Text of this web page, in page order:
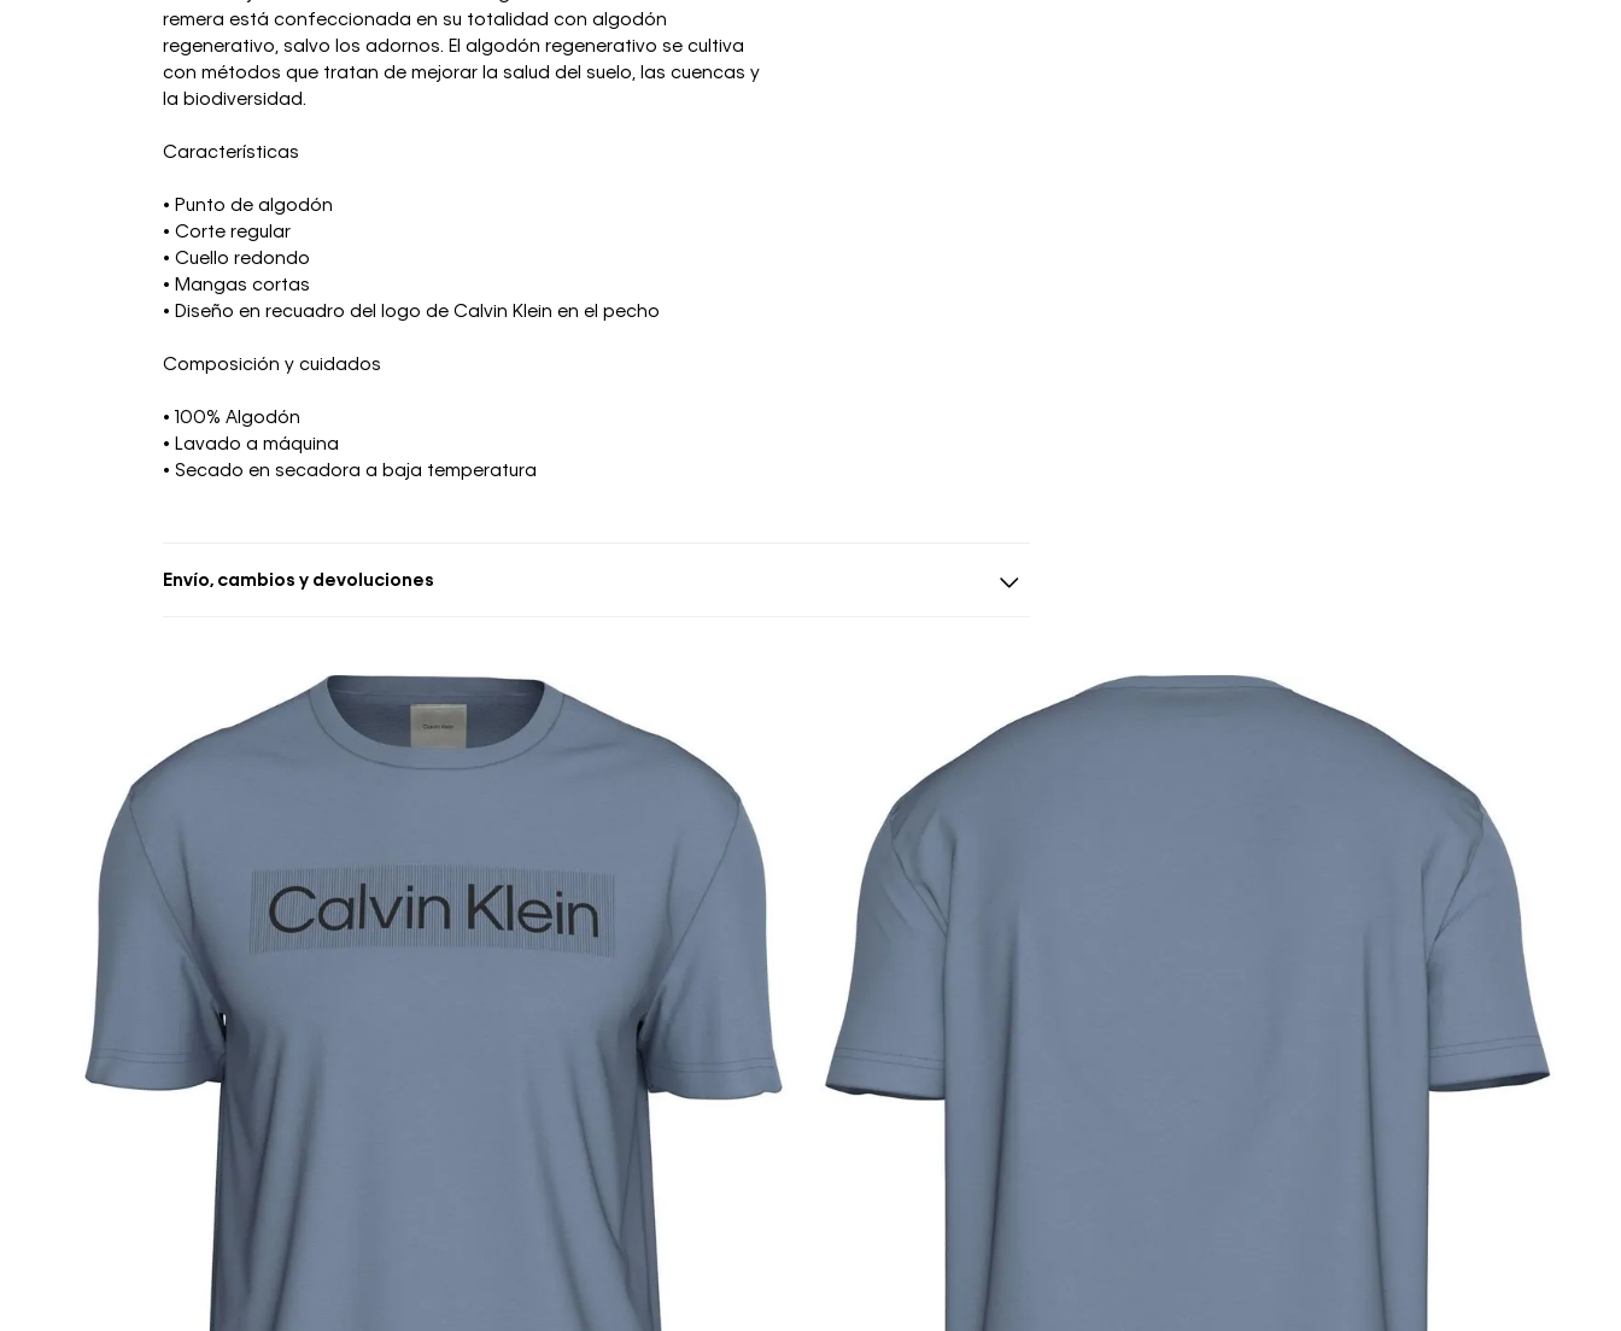
remera está confeccionada en su totalidad con algodón
regenerativo, salvo los adornos. El algodón regenerativo se cultiva
con métodos que tratan de mejorar la salud del suelo, las cuencas y
la biodiversidad.
Características
• Punto de algodón
• Corte regular
• Cuello redondo
• Mangas cortas
• Diseño en recuadro del logo de Calvin Klein en el pecho
Composición y cuidados
• 100% Algodón
• Lavado a máquina
• Secado en secadora a baja temperatura
Envío, cambios y devoluciones
• La primera solicitud de cambio o devolución es gratuita.
• El tiempo de reembolso de dinero varía según el método de pago y tu entidad bancaria,
pudiendo tomar hasta 10 días hábiles.
• El plazo para la devolución de compra por derecho a retracto es de hasta 10 días contados